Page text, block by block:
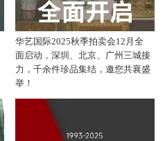
华艺国际2025秋季拍卖会12月全
面启动，深圳、北京、广州三城接
力，千余件珍品集结，邀您共襄盛
举！